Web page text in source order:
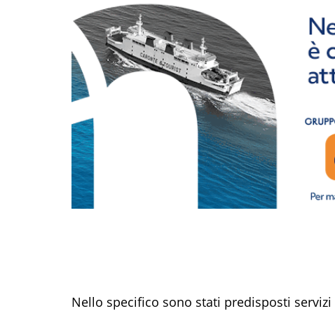
Nello specifico sono stati predisposti